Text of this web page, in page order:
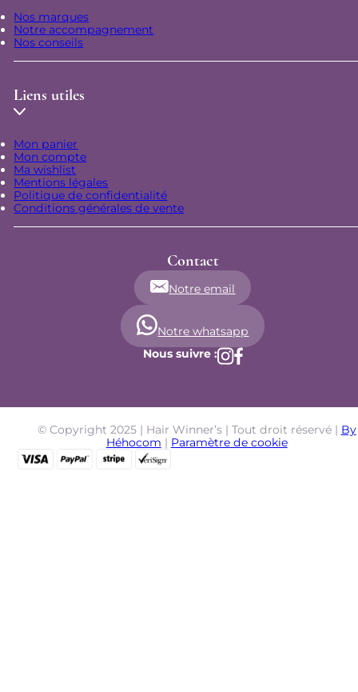
Nos marques
Notre accompagnement
Nos conseils
Liens utiles
Mon panier
Mon compte
Ma wishlist
Mentions légales
Politique de confidentialité
Conditions générales de vente
Contact
Notre email
Notre whatsapp
Nous suivre :
© Copyright 2025 | Hair Winner’s | Tout droit réservé | By
Héhocom | Paramètre de cookie